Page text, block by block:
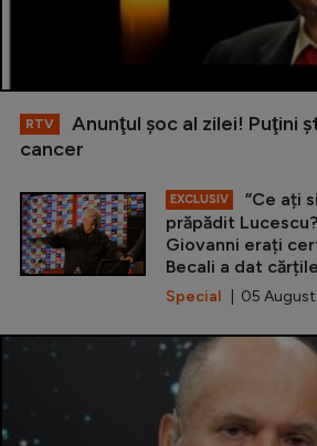
RTV
Anunţul şoc al zilei! Puţini
cancer
EXCLUSIV
”Ce ați
prăpădit
Giovanni erați
Becali a dat
Special | 05 August